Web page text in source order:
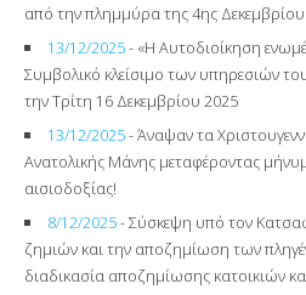
από την πλημμύρα της 4ης
13/12/2025- «Η Αυτοδιοίκηση
Συμβολικό κλείσιμο των υπηρεσιών
την Τρίτη 16 Δεκεμβρίου 2025
13/12/2025- Άναψαν τα
Ανατολικής Μάνης μεταφέροντας
αισιοδοξίας!
8/12/2025- Σύσκεψη υπό τον
ζημιών και την αποζημίωση των
διαδικασία αποζημίωσης κατοικιών